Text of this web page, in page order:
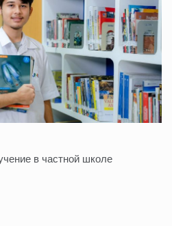
в частной школе